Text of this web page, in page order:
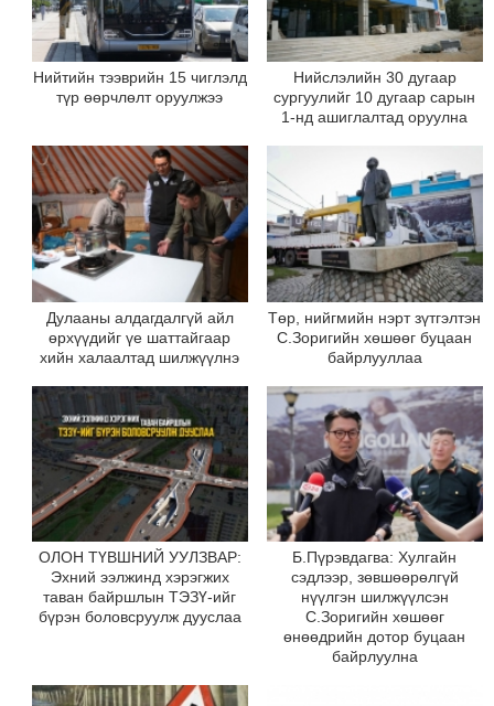
Нийтийн тээврийн 15 чиглэлд
түр өөрчлөлт оруулжээ
Нийслэлийн 30 дугаар
сургуулийг 10 дугаар сарын
1-нд ашиглалтад оруулна
Дулааны алдагдалгүй айл
өрхүүдийг үе шаттайгаар
хийн халаалтад шилжүүлнэ
Төр, нийгмийн нэрт зүтгэлтэн
С.Зоригийн хөшөөг буцаан
байрлууллаа
ОЛОН ТҮВШНИЙ УУЛЗВАР:
Эхний ээлжинд хэрэгжих
таван байршлын ТЭЗҮ-ийг
бүрэн боловсруулж дууслаа
Б.Пүрэвдагва: Хулгайн
сэдлээр, зөвшөөрөлгүй
нүүлгэн шилжүүлсэн
С.Зоригийн хөшөөг
өнөөдрийн дотор буцаан
байрлуулна